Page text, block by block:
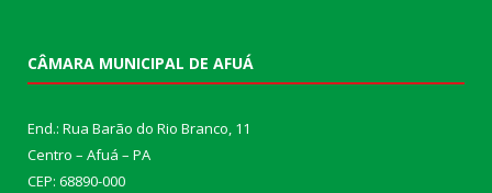
CÂMARA MUNICIPAL DE AFUÁ
End.: Rua Barão do Rio Branco, 11
Centro – Afuá – PA
CEP: 68890-000